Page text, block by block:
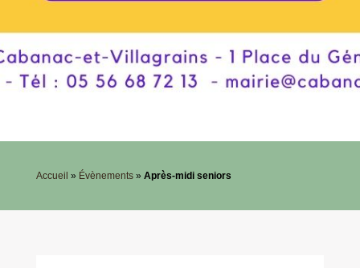
Accueil » Évènements» Après-midi seniors